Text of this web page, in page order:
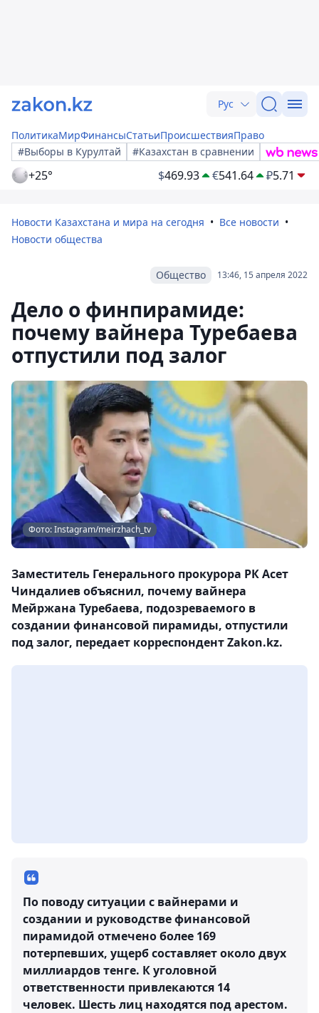
Рус
ПолитикаМирФинансыСтатьиПроисшествияПраво
#Выборы в Курултай
#Казахстан в сравнении
+25° $469.93 €541.64 ₽5.71
Новости Казахстана и мира на сегодня
Все новости
Новости общества
13:46, 15 апреля 2022
Общество
Дело о финпирамиде:
почему вайнера Туребаева
отпустили под залог
Фото: Instagram/meirzhach_tv
Заместитель Генерального прокурора РК Асет
Чиндалиев объяснил, почему вайнера
Мейржана Туребаева, подозреваемого в
создании финансовой пирамиды, отпустили
под залог, передает корреспондент Zakon.kz.
По поводу ситуации с вайнерами и
создании и руководстве финансовой
пирамидой отмечено более 169
потерпевших, ущерб составляет около двух
миллиардов тенге. К уголовной
ответственности привлекаются 14
человек. Шесть лиц находятся под арестом.